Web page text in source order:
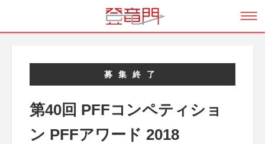
募集終了
第40回 PFFコンペティショ
ン PFFアワード 2018